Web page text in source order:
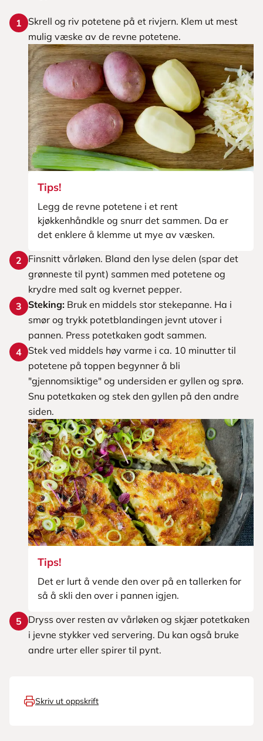
1
Skrell og riv potetene på et rivjern. Klem ut mest
mulig væske av de revne potetene.
Tips!
Legg de revne potetene i et rent
kjøkkenhåndkle og snurr det sammen. Da er
det enklere å klemme ut mye av væsken.
2
Finsnitt vårløken. Bland den lyse delen (spar det
grønneste til pynt) sammen med potetene og
krydre med salt og kvernet pepper.
3 Steking: Bruk en middels stor stekepanne. Ha i
smør og trykk potetblandingen jevnt utover i
pannen. Press potetkaken godt sammen.
4 Stek ved middels høy varme i ca. 10 minutter til
potetene på toppen begynner å bli
"gjennomsiktige" og undersiden er gyllen og sprø.
Snu potetkaken og stek den gyllen på den andre
siden.
Tips!
Det er lurt å vende den over på en tallerken for
så å skli den over i pannen igjen.
5
Dryss over resten av vårløken og skjær potetkaken
i jevne stykker ved servering. Du kan også bruke
andre urter eller spirer til pynt.
Skriv ut oppskrift